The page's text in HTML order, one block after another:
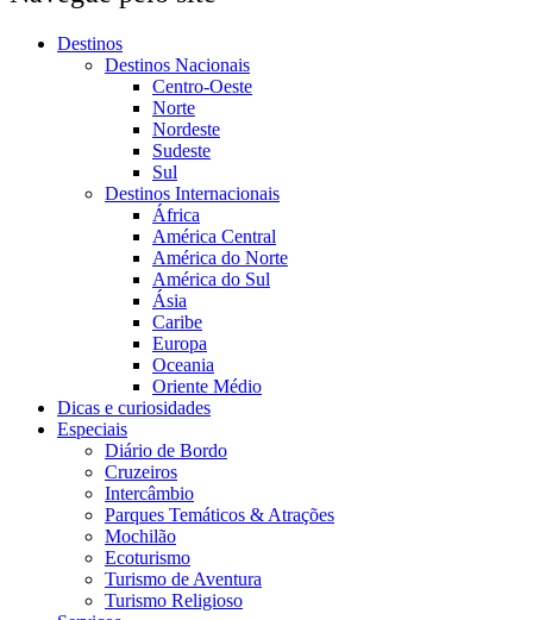
Destinos
Destinos Nacionais
Centro-Oeste
Norte
Nordeste
Sudeste
Sul
Destinos Internacionais
África
América Central
América do Norte
América do Sul
Ásia
Caribe
Europa
Oceania
Oriente Médio
Dicas e curiosidades
Especiais
Diário de Bordo
Cruzeiros
Intercâmbio
Parques Temáticos & Atrações
Mochilão
Ecoturismo
Turismo de Aventura
Turismo Religioso